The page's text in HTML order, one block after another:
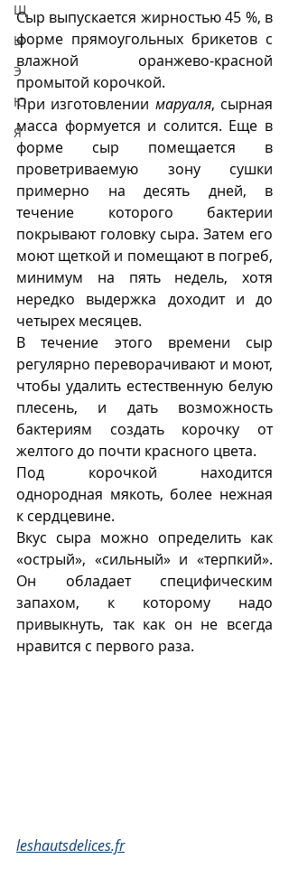
Щ
Ы
Э
Ю
Я
Сыр выпускается жирностью 45 %, в
форме прямоугольных брикетов с
влажной оранжево-красной
промытой корочкой.
При изготовлении маруаля, сырная
масса формуется и солится. Еще в
форме сыр помещается в
проветриваемую зону сушки
примерно на десять дней, в
течение которого бактерии
покрывают головку сыра. Затем его
моют щеткой и помещают в погреб,
минимум на пять недель, хотя
нередко выдержка доходит и до
четырех месяцев.
В течение этого времени сыр
регулярно переворачивают и моют,
чтобы удалить естественную белую
плесень, и дать возможность
бактериям создать корочку от
желтого до почти красного цвета.
Под корочкой находится
однородная мякоть, более нежная
к сердцевине.
Вкус сыра можно определить как
«острый», «сильный» и «терпкий».
Он обладает специфическим
запахом, к которому надо
привыкнуть, так как он не всегда
нравится с первого раза.
leshautsdelices.fr